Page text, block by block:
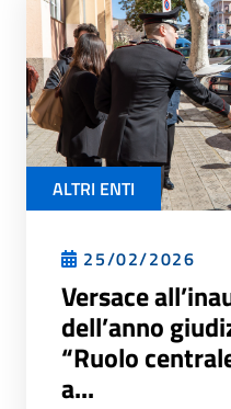
ALTRI ENTI
25/02/2026
Versace
dell’anno
“Ruolo
a...